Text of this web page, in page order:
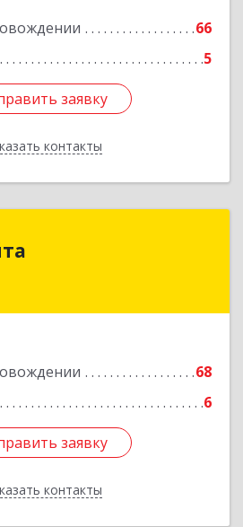
66
5
заявку
контакты
заявку
Назад
68
6
заявку
контакты
обл, Балашиха г, Солнечная
заявку
Назад